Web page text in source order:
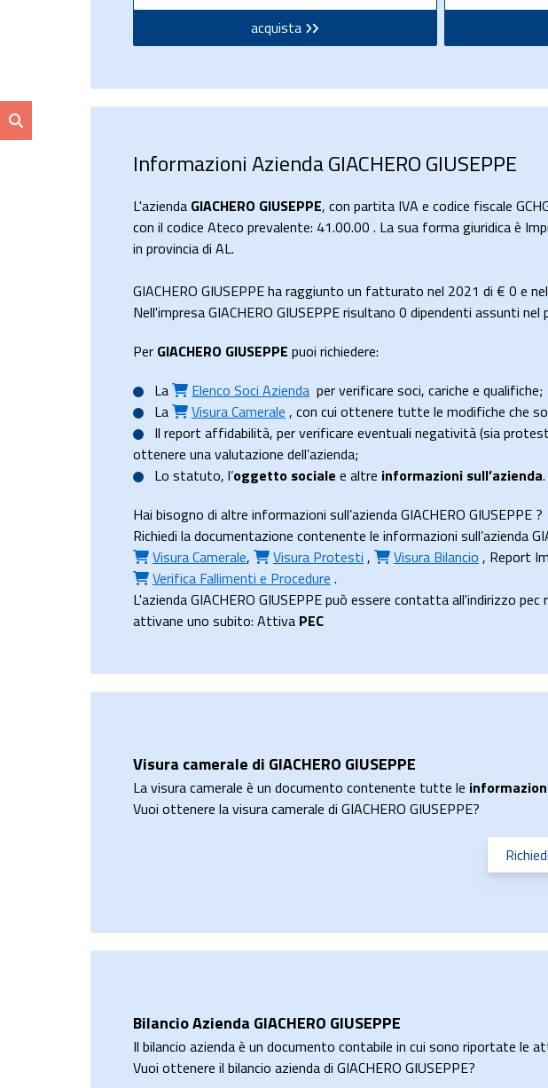
acquista
Informazioni Azienda GIACHERO GIUSEPPE
L'azienda GIACHERO GIUSEPPE, con partita IVA e codice fiscale
con il codice Ateco prevalente: 41.00.00 . La sua forma giuridica è
in provincia di AL.
GIACHERO GIUSEPPE ha raggiunto un fatturato nel 2021 di € 0 e
Nell'impresa GIACHERO GIUSEPPE risultano 0 dipendenti assunti nel
Per GIACHERO GIUSEPPE puoi richiedere:
La
Elenco Soci Azienda per verificare soci, cariche e qualifiche;
La
Visura Camerale , con cui ottenere tutte le modifiche che
Il report affidabilità, per verificare eventuali negatività (sia
ottenere una valutazione dell’azienda;
Lo statuto, l’oggetto sociale e altre informazioni sull’azienda.
Hai bisogno di altre informazioni sull’azienda GIACHERO GIUSEPPE ?
Richiedi la documentazione contenente le informazioni sull’azienda
Visura Camerale, Visura Protesti , Visura Bilancio , Report
Verifica Fallimenti e Procedure .
L'azienda GIACHERO GIUSEPPE può essere contatta all'indirizzo
attivane uno subito: Attiva PEC
Visura camerale di GIACHERO GIUSEPPE
La visura camerale è un documento contenente tutte le
Vuoi ottenere la visura camerale di GIACHERO GIUSEPPE?
Bilancio Azienda GIACHERO GIUSEPPE
Il bilancio azienda è un documento contabile in cui sono riportate le
Vuoi ottenere il bilancio azienda di GIACHERO GIUSEPPE?